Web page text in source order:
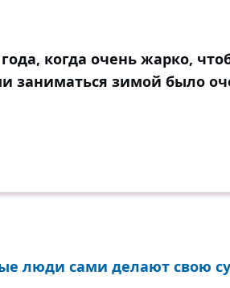
когда очень жарко,
заниматься зимой было
люди сами делают свою